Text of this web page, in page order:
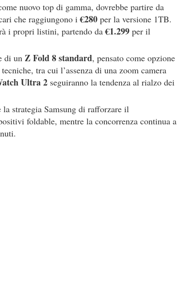
nuovo top di gamma, dovrebbe partire da
che raggiungono i€280 per la versione 1TB.
i propri listini, partendo da€1.299 per il
di un Z Fold 8 standard, pensato come opzione
tra cui l’assenza di una zoom camera
Ultra 2 seguiranno la tendenza al rialzo dei
strategia Samsung di rafforzare il
foldable, mentre la concorrenza continua a